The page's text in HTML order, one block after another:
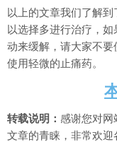
以上的文章我们了解
以选择多进行治疗，
动来缓解，请大家不
使用轻微的止痛药。
转载说明： 感谢您对网
文章的青睐，非常欢